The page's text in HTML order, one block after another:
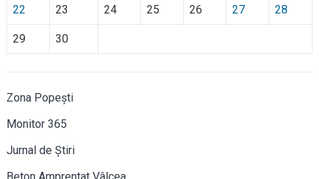
22 23 24 25 26 27 28
29 30
Zona Popești
Monitor 365
Jurnal de Știri